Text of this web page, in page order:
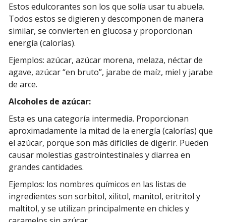
Estos edulcorantes son los que solía usar tu abuela.
Todos estos se digieren y descomponen de manera
similar, se convierten en glucosa y proporcionan
energía (calorías).
Ejemplos: azúcar, azúcar morena, melaza, néctar de
agave, azúcar “en bruto”, jarabe de maíz, miel y jarabe
de arce.
Alcoholes de azúcar:
Esta es una categoría intermedia. Proporcionan
aproximadamente la mitad de la energía (calorías) que
el azúcar, porque son más difíciles de digerir. Pueden
causar molestias gastrointestinales y diarrea en
grandes cantidades.
Ejemplos: los nombres químicos en las listas de
ingredientes son sorbitol, xilitol, manitol, eritritol y
maltitol, y se utilizan principalmente en chicles y